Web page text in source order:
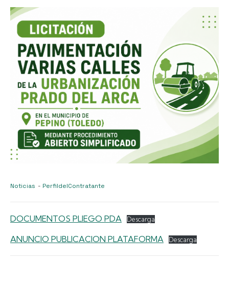
Noticias - PerfildelContratante
DOCUMENTOS PLIEGO PDA Descarga
ANUNCIO PUBLICACION PLATAFORMA Descarga